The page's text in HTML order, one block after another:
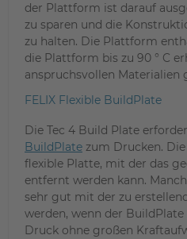
der Plattform ist darauf
zu sparen und die
zu halten. Die Plattform
die Plattform bis zu 90 ° C
anspruchsvollen Materialien
FELIX Flexible BuildPlate
Die Tec 4 Build Plate
BuildPlate zum Drucken.
flexible Platte, mit der das
entfernt werden kann.
sehr gut mit der zu
werden, wenn der
Druck ohne großen